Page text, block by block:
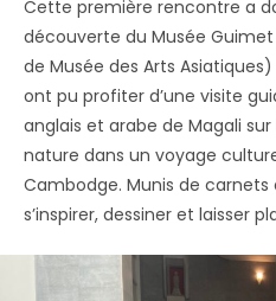
Cette première rencontre a
découverte du Musée
de Musée des Arts
ont pu profiter d’une visite
anglais et arabe de Magali
nature dans un voyage
Cambodge. Munis de
s’inspirer, dessiner et laisser